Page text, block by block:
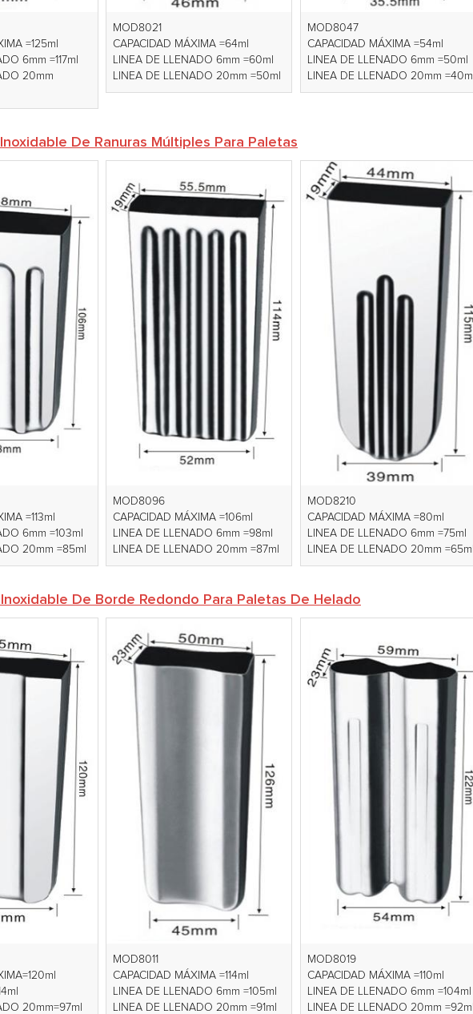
=125ml
6mm =117ml
20mm
MOD8021
CAPACIDAD MÁXIMA =64ml
LINEA DE LLENADO 6mm =60ml
LINEA DE LLENADO 20mm =50ml
MOD8047
CAPACIDAD MÁXIMA =54ml
LINEA DE LLENADO 6mm =50ml
LINEA DE LLENADO 20mm =40ml
De Ranuras Múltiples Para Paletas
=113ml
6mm =103ml
20mm =85ml
MOD8096
CAPACIDAD MÁXIMA =106ml
LINEA DE LLENADO 6mm =98ml
LINEA DE LLENADO 20mm =87ml
MOD8210
CAPACIDAD MÁXIMA =80ml
LINEA DE LLENADO 6mm =75ml
LINEA DE LLENADO 20mm =65ml
De Borde Redondo Para Paletas De Helado
20mm=97ml
MOD8011
CAPACIDAD MÁXIMA =114ml
LINEA DE LLENADO 6mm =105ml
LINEA DE LLENADO 20mm =91ml
MOD8019
CAPACIDAD MÁXIMA =110ml
LINEA DE LLENADO 6mm =104ml
LINEA DE LLENADO 20mm =92ml